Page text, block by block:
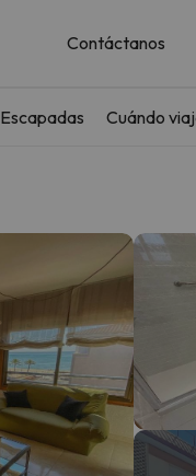
Contáctanos
Escapadas Cuándo